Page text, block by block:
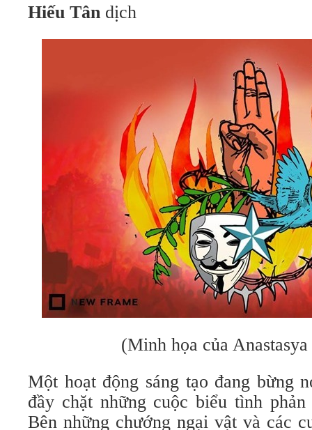
Hiếu Tân dịch
(Minh họa của
Một hoạt động sáng tạo đang bừng
đầy chặt những cuộc biểu tình
Bên những chướng ngại vật và các